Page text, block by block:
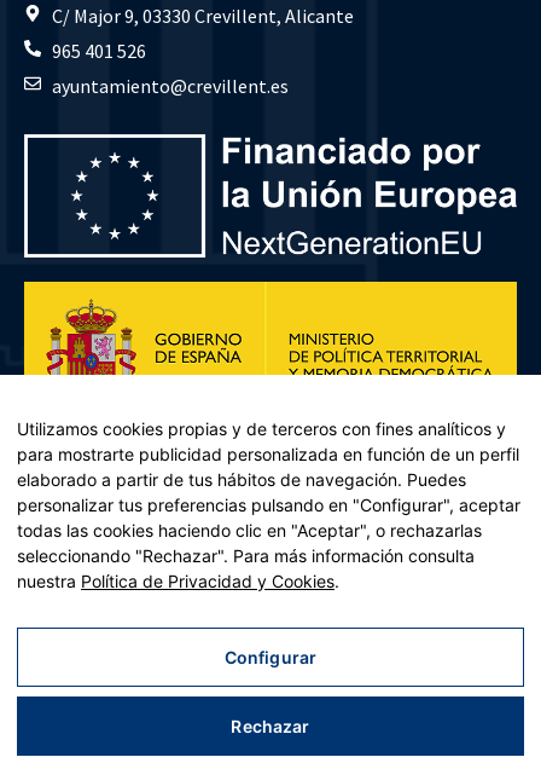
C/ Major 9, 03330 Crevillent, Alicante
965 401 526
ayuntamiento@crevillent.es
Plan de Recuperación, Transformación y Resiliencia – Financiado por
Recuperación y resiliencia, establecido por el Reglamento (UE)
2021/241 del Parlamento Europeo y del Consejo, de 12 de febrero
Utilizamos cookies propias y de terceros con fines analíticos y
para mostrarte publicidad personalizada en función de un perfil
elaborado a partir de tus hábitos de navegación. Puedes
personalizar tus preferencias pulsando en "Configurar", aceptar
todas las cookies haciendo clic en "Aceptar", o rechazarlas
seleccionando "Rechazar". Para más información consulta
nuestra Política de Privacidad y Cookies.
Configurar
Rechazar